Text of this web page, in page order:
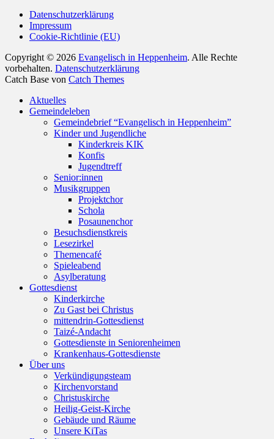
Datenschutzerklärung
Impressum
Cookie-Richtlinie (EU)
Copyright © 2026 Evangelisch in Heppenheim. Alle Rechte
vorbehalten. Datenschutzerklärung
Catch Base von Catch Themes
oben
scrollen
Aktuelles
Gemeindeleben
Gemeindebrief “Evangelisch in Heppenheim”
Kinder und Jugendliche
Kinderkreis KIK
Konfis
Jugendtreff
Senior:innen
Musikgruppen
Projektchor
Schola
Posaunenchor
Besuchsdienstkreis
Lesezirkel
Themencafé
Spieleabend
Asylberatung
Gottesdienst
Kinderkirche
Zu Gast bei Christus
mittendrin-Gottesdienst
Taizé-Andacht
Gottesdienste in Seniorenheimen
Krankenhaus-Gottesdienste
Über uns
Verkündigungsteam
Kirchenvorstand
Christuskirche
Heilig-Geist-Kirche
Gebäude und Räume
Unsere KiTas